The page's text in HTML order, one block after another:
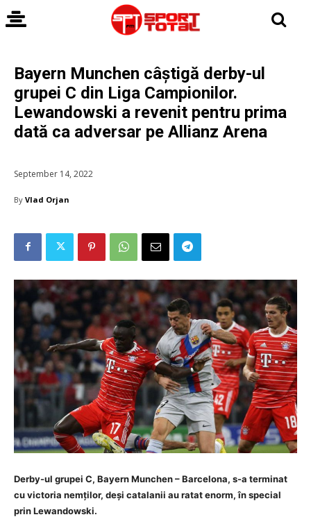
Bayern Munchen câștigă derby-ul
grupei C din Liga Campionilor.
Lewandowski a revenit pentru prima
dată ca adversar pe Allianz Arena
September 14, 2022
By Vlad Orjan
Derby-ul grupei C, Bayern Munchen – Barcelona, s-a terminat
cu victoria nemților, deși catalanii au ratat enorm, în special
prin Lewandowski.